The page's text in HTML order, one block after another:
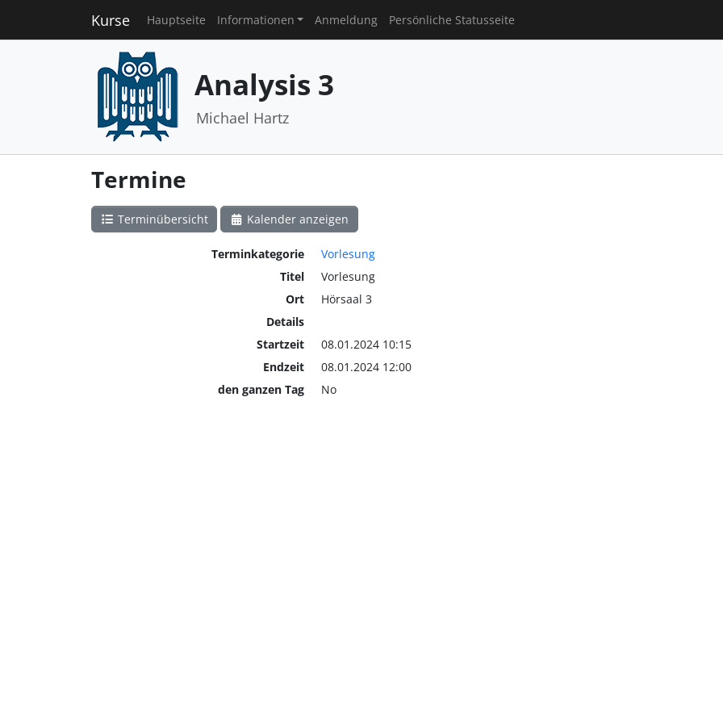
Kurse Hauptseite Informationen Anmeldung Persönliche Statusseite
Analysis 3
Michael Hartz
Termine
Terminübersicht Kalender anzeigen
Terminkategorie
Vorlesung
Titel
Vorlesung
Ort
Hörsaal 3
Details
Startzeit
08.01.2024 10:15
Endzeit
08.01.2024 12:00
den ganzen Tag
No